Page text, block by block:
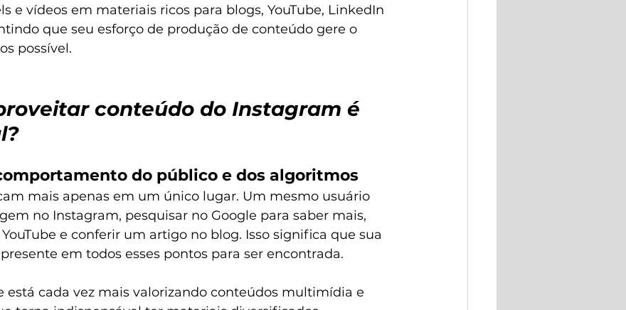
e vídeos em materiais ricos para blogs, YouTube, LinkedIn
que seu esforço de produção de conteúdo gere o
possível.
conteúdo do Instagram é
do público e dos algoritmos
mais apenas em um único lugar. Um mesmo usuário
no Instagram, pesquisar no Google para saber mais,
e conferir um artigo no blog. Isso significa que sua
em todos esses pontos para ser encontrada.
está cada vez mais valorizando conteúdos multimídia e